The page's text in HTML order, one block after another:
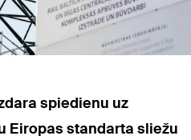
spiedienu uz
Eiropas standarta sliežu